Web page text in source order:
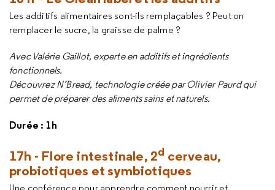
Les additifs alimentaires sont-ils remplaçables ? Peut on
remplacer le sucre, la graisse de palme ?
Avec Valérie Gaillot, experte en additifs et ingrédients
fonctionnels.
Découvrez N’Bread, technologiecréée parOlivier Paurdqui
permet de préparer des aliments sains et naturels.
Durée : 1h
17h - Flore intestinale, 2d cerveau,
probiotiques et symbiotiques